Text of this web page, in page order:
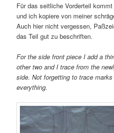
Für das seitliche Vorderteil
und ich kopiere von meiner
Auch hier nicht vergessen,
das Teil gut zu beschriften.
For the side front piece I add a
other two and I trace from the
side. Not forgetting to trace
everything.